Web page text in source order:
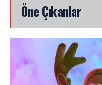
Öne Çıkanlar